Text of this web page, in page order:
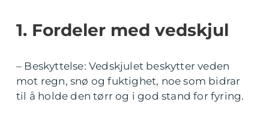
1. Fordeler med vedskjul
– Beskyttelse: Vedskjulet beskytter veden
mot regn, snø og fuktighet, noe som bidrar
til å holde den tørr og i god stand for fyring.